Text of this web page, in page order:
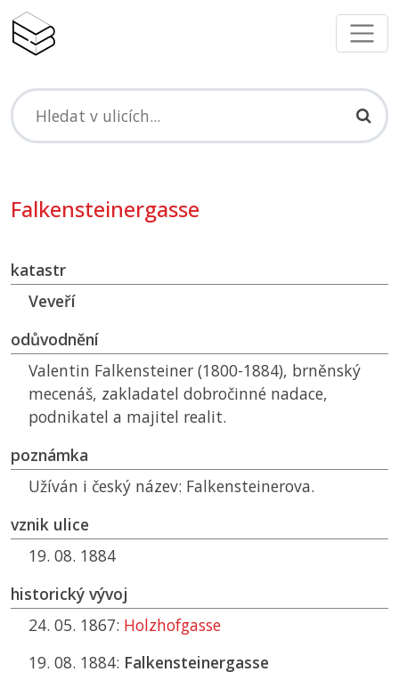
Falkensteinergasse
katastr
Veveří
odůvodnění
Valentin Falkensteiner (1800-1884), brněnský
mecenáš, zakladatel dobročinné nadace,
podnikatel a majitel realit.
poznámka
Užíván i český název: Falkensteinerova.
vznik ulice
19. 08. 1884
historický vývoj
24. 05. 1867: Holzhofgasse
19. 08. 1884: Falkensteinergasse